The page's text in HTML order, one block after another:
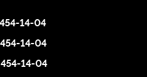
14-04
14-04
14-04